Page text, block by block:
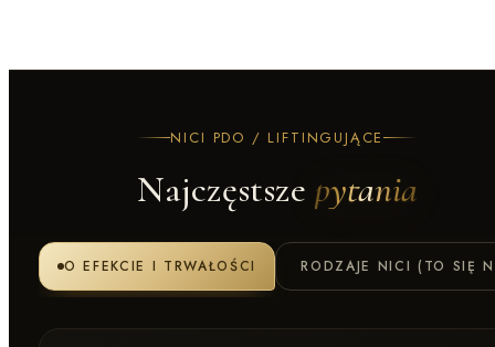
NICI PDO / LIFTINGUJĄCE
Najczęstsze pytania
O EFEKCIE I TRWAŁOŚCI RODZAJE NICI (TO SIĘ